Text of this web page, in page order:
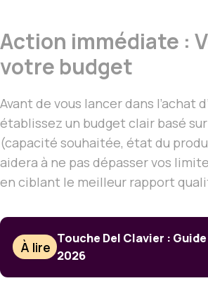
Action immédiate :
votre budget
Avant de vous lancer dans l’achat
établissez un budget clair basé
(capacité souhaitée, état du
aidera à ne pas dépasser vos
en ciblant le meilleur rapport
À lire
Touche Del Clavier :
2026